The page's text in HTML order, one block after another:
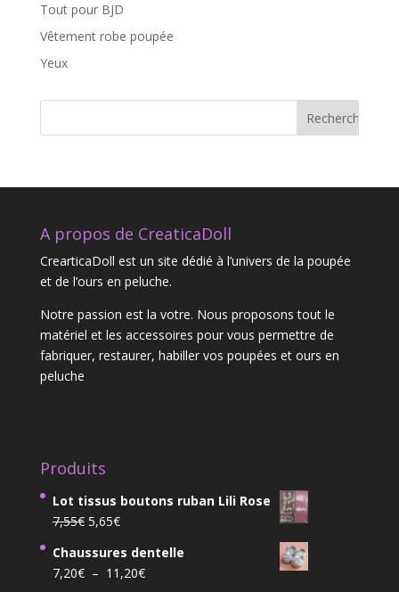
Tout pour BJD
Vêtement robe poupée
Yeux
A propos de CreaticaDoll
CrearticaDoll est un site dédié à l’univers de la poupée
et de l’ours en peluche.
Notre passion est la votre. Nous proposons tout le
matériel et les accessoires pour vous permettre de
fabriquer, restaurer, habiller vos poupées et ours en
peluche
Produits
Lot tissus boutons ruban Lili Rose
7,55€ Le
initial
était :
5,65€Le
actuel
est :
Chaussures dentelle
7,20€ – 11,20€Plage